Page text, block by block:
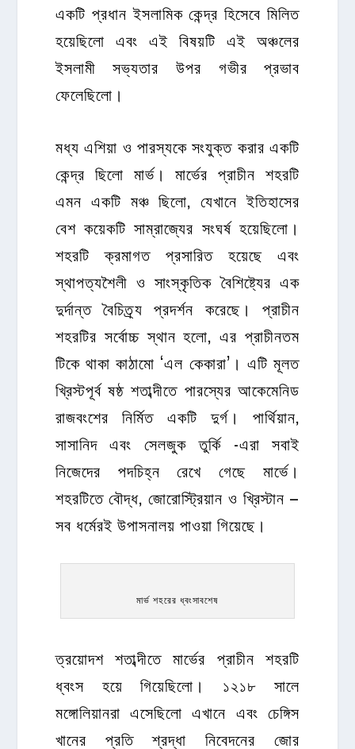
একটি প্রধান ইসলামিক কেন্দ্র হিসেবে মিলিত
হয়েছিলো এবং এই বিষয়টি এই অঞ্চলের
ইসলামী সভ্যতার উপর গভীর প্রভাব
ফেলেছিলো।
মধ্য এশিয়া ও পারস্যকে সংযুক্ত করার একটি
কেন্দ্র ছিলো মার্ভ। মার্ভের প্রাচীন শহরটি
এমন একটি মঞ্চ ছিলো, যেখানে ইতিহাসের
বেশ কয়েকটি সাম্রাজ্যের সংঘর্ষ হয়েছিলো।
শহরটি ক্রমাগত প্রসারিত হয়েছে এবং
স্থাপত্যশৈলী ও সাংস্কৃতিক বৈশিষ্ট্যের এক
দুর্দান্ত বৈচিত্র্য প্রদর্শন করেছে। প্রাচীন
শহরটির সর্বোচ্চ স্থান হলো, এর প্রাচীনতম
টিকে থাকা কাঠামো ‘এল কেকারা’। এটি মূলত
খ্রিস্টপূর্ব ষষ্ঠ শতাব্দীতে পারস্যের আকেমেনিড
রাজবংশের নির্মিত একটি দুর্গ। পার্থিয়ান,
সাসানিদ এবং সেলজুক তুর্কি -এরা সবাই
নিজেদের পদচিহ্ন রেখে গেছে মার্ভে।
শহরটিতে বৌদ্ধ, জোরোস্ট্রিয়ান ও খ্রিস্টান –
সব ধর্মেরই উপাসনালয় পাওয়া গিয়েছে।
মার্ভ শহরের ধ্বংসাবশেষ
ত্রয়োদশ শতাব্দীতে মার্ভের প্রাচীন শহরটি
ধ্বংস হয়ে গিয়েছিলো। ১২১৮ সালে
মঙ্গোলিয়ানরা এসেছিলো এখানে এবং চেঙ্গিস
খানের প্রতি শ্রদ্ধা নিবেদনের জোর